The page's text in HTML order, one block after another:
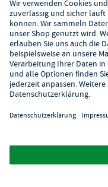
Digitaler Showroom
Kontaktformular
Hilfe